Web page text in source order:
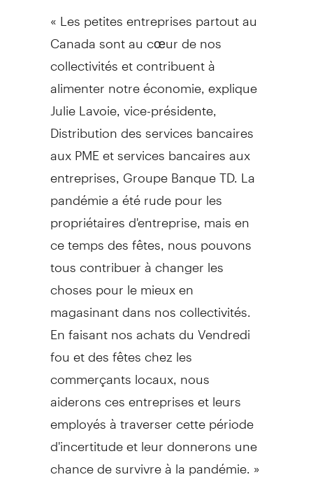
« Les petites entreprises partout au
Canadasont au cœur de nos
collectivités et contribuent à
alimenter notre économie, explique
Julie Lavoie, vice-présidente,
Distribution des services bancaires
aux PME et services bancaires aux
entreprises, Groupe Banque TD. La
pandémie a été rude pour les
propriétaires d'entreprise, mais en
ce temps des fêtes, nous pouvons
tous contribuer à changer les
choses pour le mieux en
magasinant dans nos collectivités.
En faisant nos achats du Vendredi
fou et des fêtes chez les
commerçants locaux, nous
aiderons ces entreprises et leurs
employés à traverser cette période
d'incertitude et leur donnerons une
chance de survivre à la pandémie. »